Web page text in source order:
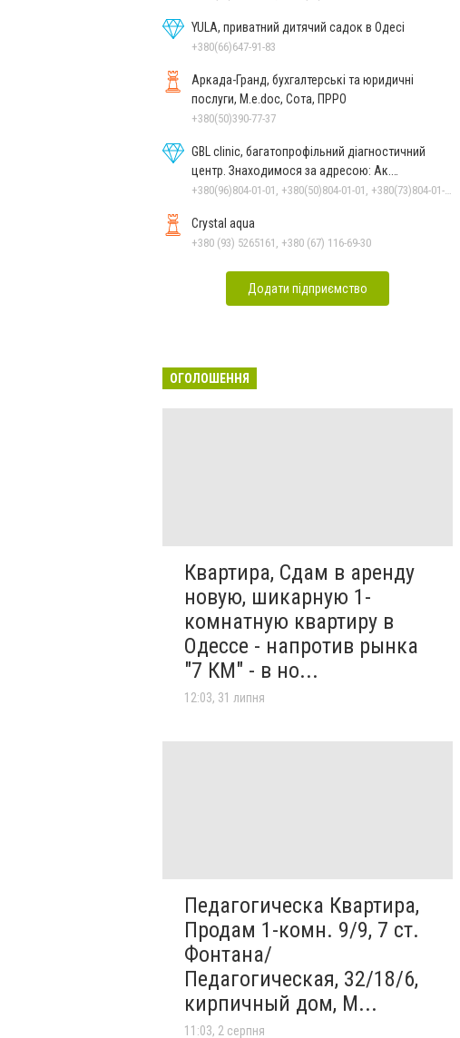
YULA, приватний дитячий садок в Одесі
+380(66)647-91-83
Аркада-Гранд, бухгалтерські та юридичні
послуги, M.e.doc, Сота, ПРРО
+380(50)390-77-37
GBL clinic, багатопрофільний діагностичний
центр. Знаходимося за адресою: Ак.
Заболотного, 26
Crystal aqua
+380 (93) 5265161, +380 (67) 116-69-30
Додати підприємство
ОГОЛОШЕННЯ
Квартира, Сдам в аренду
новую, шикарную 1-
комнатную квартиру в
Одессе - напротив рынка
"7 КМ" - в но...
12:03, 31 липня
Педагогическа Квартира,
Продам 1-комн. 9/9, 7 ст.
Фонтана/
Педагогическая, 32/18/6,
кирпичный дом, М...
11:03, 2 серпня